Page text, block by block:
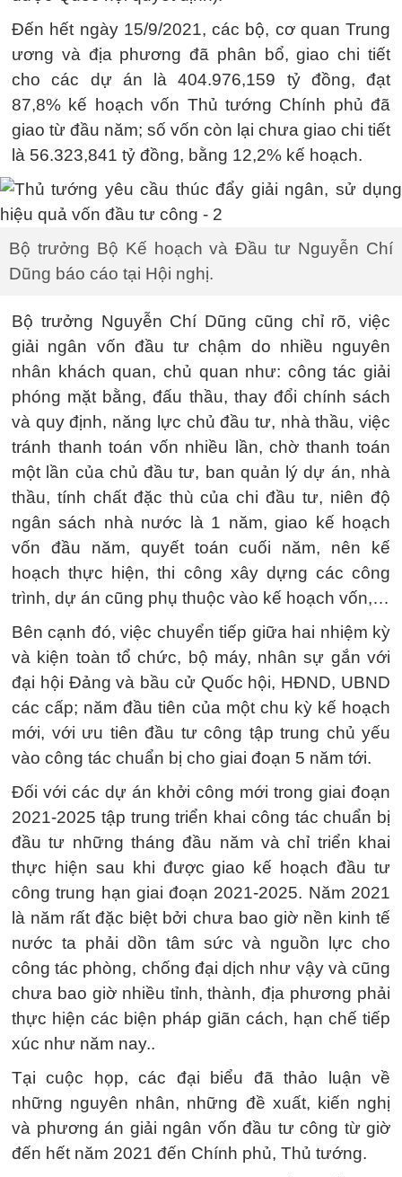
Đến hết ngày 15/9/2021, các bộ, cơ quan Trung
ương và địa phương đã phân bổ, giao chi tiết
cho các dự án là 404.976,159 tỷ đồng, đạt
87,8% kế hoạch vốn Thủ tướng Chính phủ đã
giao từ đầu năm; số vốn còn lại chưa giao chi tiết
là 56.323,841 tỷ đồng, bằng 12,2% kế hoạch.
Bộ trưởng Bộ Kế hoạch và Đầu tư Nguyễn Chí
Dũng báo cáo tại Hội nghị.
Bộ trưởng Nguyễn Chí Dũng cũng chỉ rõ, việc
giải ngân vốn đầu tư chậm do nhiều nguyên
nhân khách quan, chủ quan như: công tác giải
phóng mặt bằng, đấu thầu, thay đổi chính sách
và quy định, năng lực chủ đầu tư, nhà thầu, việc
tránh thanh toán vốn nhiều lần, chờ thanh toán
một lần của chủ đầu tư, ban quản lý dự án, nhà
thầu, tính chất đặc thù của chi đầu tư, niên độ
ngân sách nhà nước là 1 năm, giao kế hoạch
vốn đầu năm, quyết toán cuối năm, nên kế
hoạch thực hiện, thi công xây dựng các công
trình, dự án cũng phụ thuộc vào kế hoạch vốn,…
Bên cạnh đó, việc chuyển tiếp giữa hai nhiệm kỳ
và kiện toàn tổ chức, bộ máy, nhân sự gắn với
đại hội Đảng và bầu cử Quốc hội, HĐND, UBND
các cấp; năm đầu tiên của một chu kỳ kế hoạch
mới, với ưu tiên đầu tư công tập trung chủ yếu
vào công tác chuẩn bị cho giai đoạn 5 năm tới.
Đối với các dự án khởi công mới trong giai đoạn
2021-2025 tập trung triển khai công tác chuẩn bị
đầu tư những tháng đầu năm và chỉ triển khai
thực hiện sau khi được giao kế hoạch đầu tư
công trung hạn giai đoạn 2021-2025. Năm 2021
là năm rất đặc biệt bởi chưa bao giờ nền kinh tế
nước ta phải dồn tâm sức và nguồn lực cho
công tác phòng, chống đại dịch như vậy và cũng
chưa bao giờ nhiều tỉnh, thành, địa phương phải
thực hiện các biện pháp giãn cách, hạn chế tiếp
xúc như năm nay..
Tại cuộc họp, các đại biểu đã thảo luận về
những nguyên nhân, những đề xuất, kiến nghị
và phương án giải ngân vốn đầu tư công từ giờ
đến hết năm 2021 đến Chính phủ, Thủ tướng.